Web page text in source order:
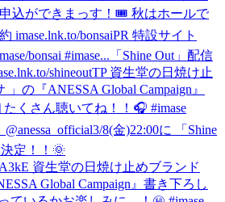
込ができまっす！🎟 秋はホールで
imase.lnk.to/bonsaiPR 特設サイト
bonsai #imase... 「Shine Out」配信
shineoutTP 資生堂の日焼け止
の『ANESSA Global Campaign』
くさん聴いてね！！🎧 #imase
3/8(金)22:00に 「Shine
定！！🌞
資生堂の日焼け止めブランド
Global Campaign』書き下ろし